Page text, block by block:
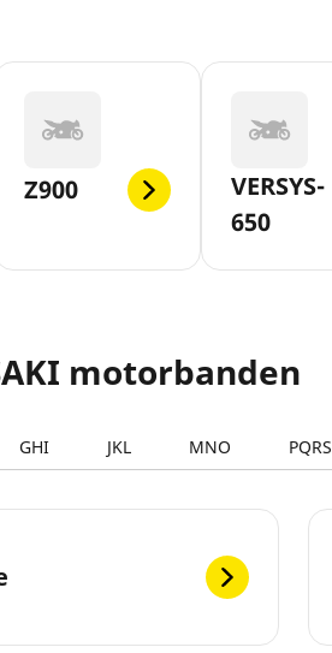
Z900
VERSYS-
650
motorbanden
GHI JKL MNO PQRS